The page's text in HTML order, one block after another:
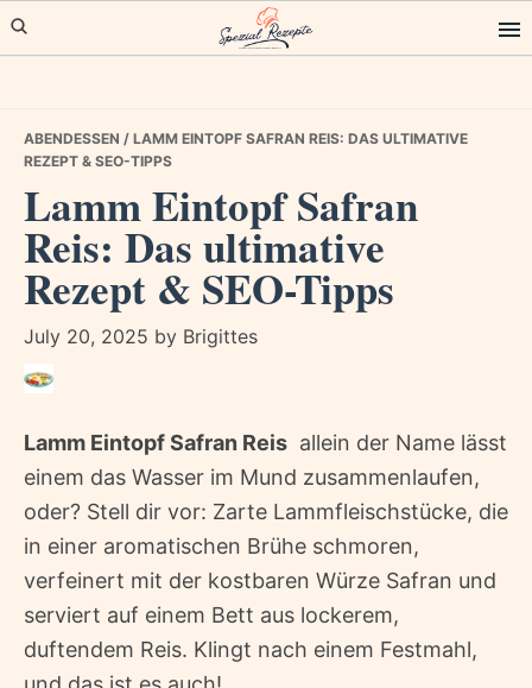
Skip
to
Skip
to
Skip
to
ABENDESSEN / LAMM EINTOPF SAFRAN REIS: DAS ULTIMATIVE
REZEPT & SEO-TIPPS
Lamm Eintopf Safran
Reis: Das ultimative
Rezept & SEO-Tipps
July 20, 2025 by Brigittes
Lamm Eintopf Safran Reis  allein der Name lässt
einem das Wasser im Mund zusammenlaufen,
oder? Stell dir vor: Zarte Lammfleischstücke, die
in einer aromatischen Brühe schmoren,
verfeinert mit der kostbaren Würze Safran und
serviert auf einem Bett aus lockerem,
duftendem Reis. Klingt nach einem Festmahl,